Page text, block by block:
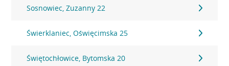
Sosnowiec, Zuzanny 22
Świerklaniec, Oświęcimska 25
Świętochłowice, Bytomska 20